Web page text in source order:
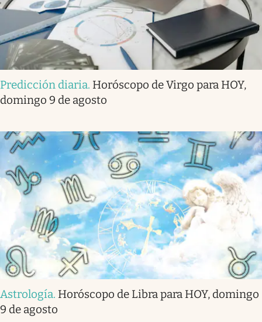
Predicción diaria. Horóscopo de Virgo para HOY,
domingo 9 de agosto
Astrología. Horóscopo de Libra para HOY, domingo
9 de agosto